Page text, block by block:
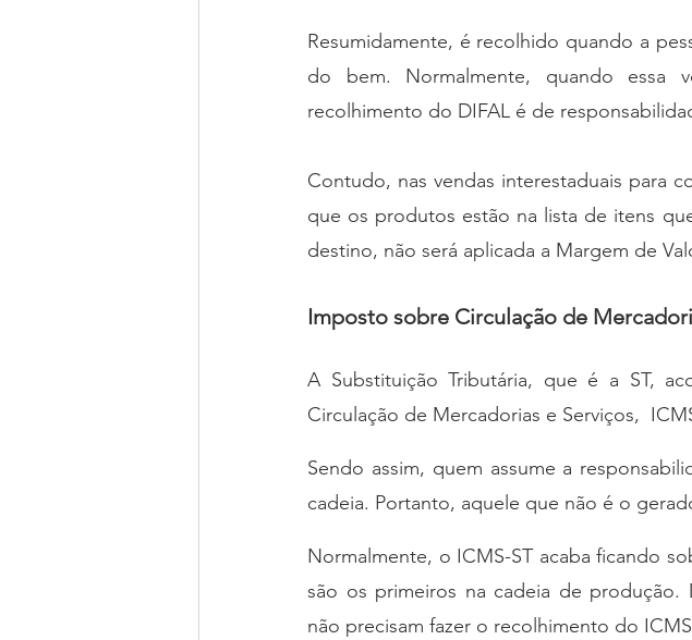
Resumidamente, é recolhido quando a
do bem. Normalmente, quando essa
recolhimento do DIFAL é de
Contudo, nas vendas interestaduais para
que os produtos estão na lista de itens
destino, não será aplicada a Margem de
Imposto sobre Circulação de
A Substituição Tributária, que é a ST,
Circulação de Mercadorias e Serviços,
Sendo assim, quem assume a
cadeia. Portanto, aquele que não é o
Normalmente, o ICMS-ST acaba ficando
são os primeiros na cadeia de produção.
não precisam fazer o recolhimento do